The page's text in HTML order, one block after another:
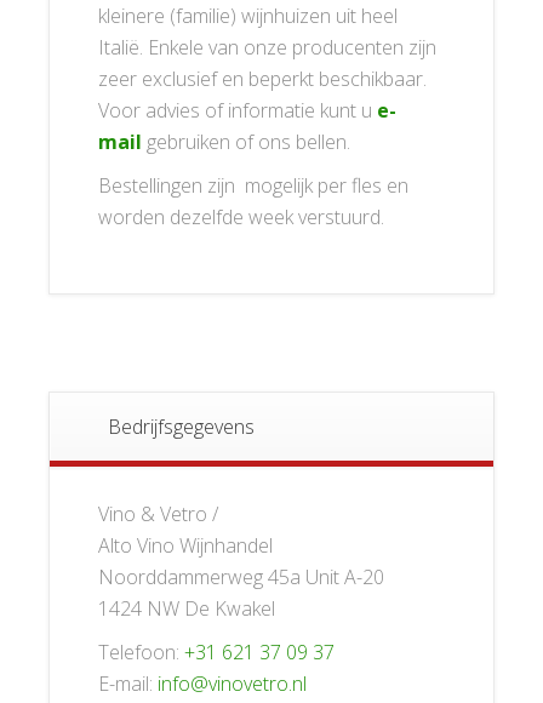
kleinere (familie) wijnhuizen uit heel
Italië. Enkele van onze producenten zijn
zeer exclusief en beperkt beschikbaar.
Voor advies of informatie kunt u e-
mail gebruiken of ons bellen.
Bestellingen zijn mogelijk per fles en
worden dezelfde week verstuurd.
Bedrijfsgegevens
Vino & Vetro /
Alto Vino Wijnhandel
Noorddammerweg 45a Unit A-20
1424 NW De Kwakel
Telefoon: +31 621 37 09 37
E-mail: info@vinovetro.nl